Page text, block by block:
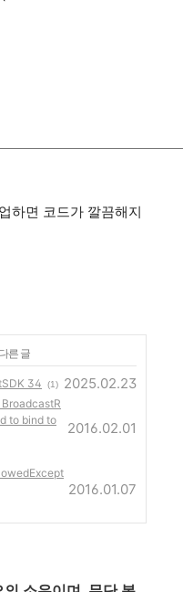
하면 코드가 깔끔해지
른 글
34 (1) 2025.02.23
to bind to
2016.02.01
2016.01.07